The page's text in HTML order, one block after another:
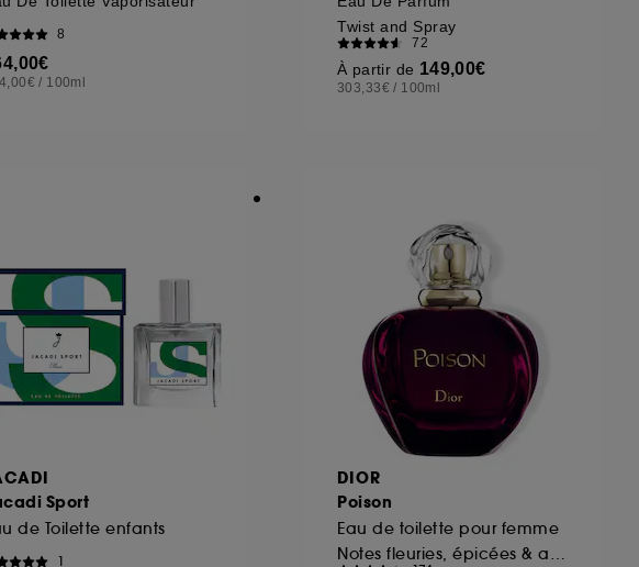
8
/ 100ml
Twist and Spray
72
À partir de 149,00€
303,33€ / 100ml
Sport
de Toilette enfants
1
DIOR
Poison
Eau de toilette pour femme